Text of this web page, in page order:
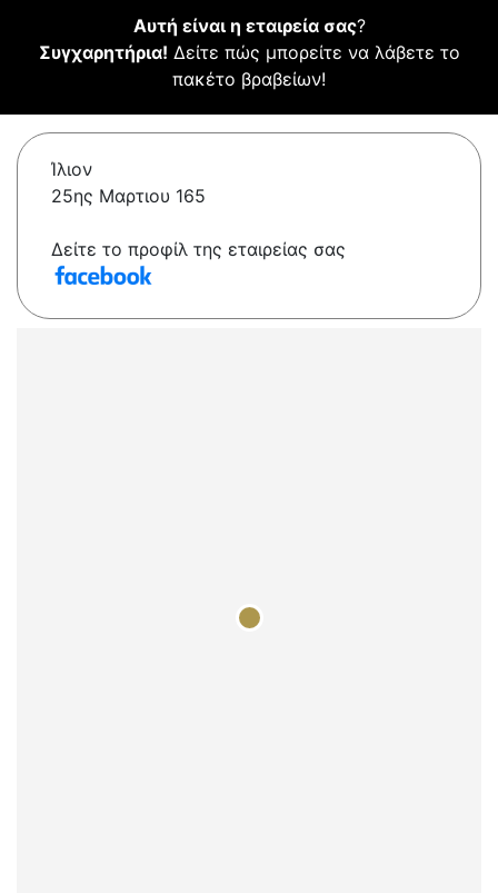
Αυτή είναι η εταιρεία σας?
Συγχαρητήρια! Δείτε πώς μπορείτε να λάβετε το
πακέτο βραβείων!
Ίλιον
25ης Μαρτιου 165
Δείτε το προφίλ της εταιρείας σας